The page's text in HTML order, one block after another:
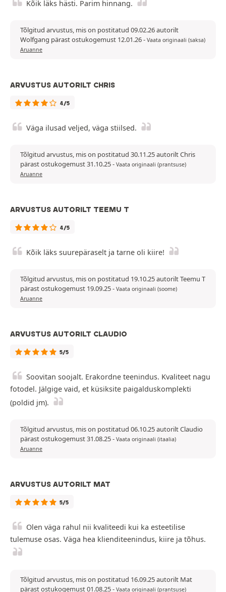
Kõik läks hästi. Parim hinnang.
Tõlgitud arvustus, mis on postitatud 09.02.26 autorilt
Wolfgang pärast ostukogemust 12.01.26- Vaata originaali (saksa)
Aruanne
ARVUSTUS AUTORILT CHRIS
4/5
Väga ilusad veljed, väga stiilsed.
Tõlgitud arvustus, mis on postitatud 30.11.25 autorilt Chris
pärast ostukogemust 31.10.25- Vaata originaali (prantsuse)
Aruanne
ARVUSTUS AUTORILT TEEMU T
4/5
Kõik läks suurepäraselt ja tarne oli kiire!
Tõlgitud arvustus, mis on postitatud 19.10.25 autorilt Teemu T
pärast ostukogemust 19.09.25- Vaata originaali (soome)
Aruanne
ARVUSTUS AUTORILT CLAUDIO
5/5
Soovitan soojalt. Erakordne teenindus. Kvaliteet nagu
fotodel. Jälgige vaid, et küsiksite paigalduskomplekti
(poldid jm).
Tõlgitud arvustus, mis on postitatud 06.10.25 autorilt Claudio
pärast ostukogemust 31.08.25- Vaata originaali (itaalia)
Aruanne
ARVUSTUS AUTORILT MAT
5/5
Olen väga rahul nii kvaliteedi kui ka esteetilise
tulemuse osas. Väga hea klienditeenindus, kiire ja tõhus.
Tõlgitud arvustus, mis on postitatud 16.09.25 autorilt Mat
pärast ostukogemust 01.08.25- Vaata originaali (prantsuse)